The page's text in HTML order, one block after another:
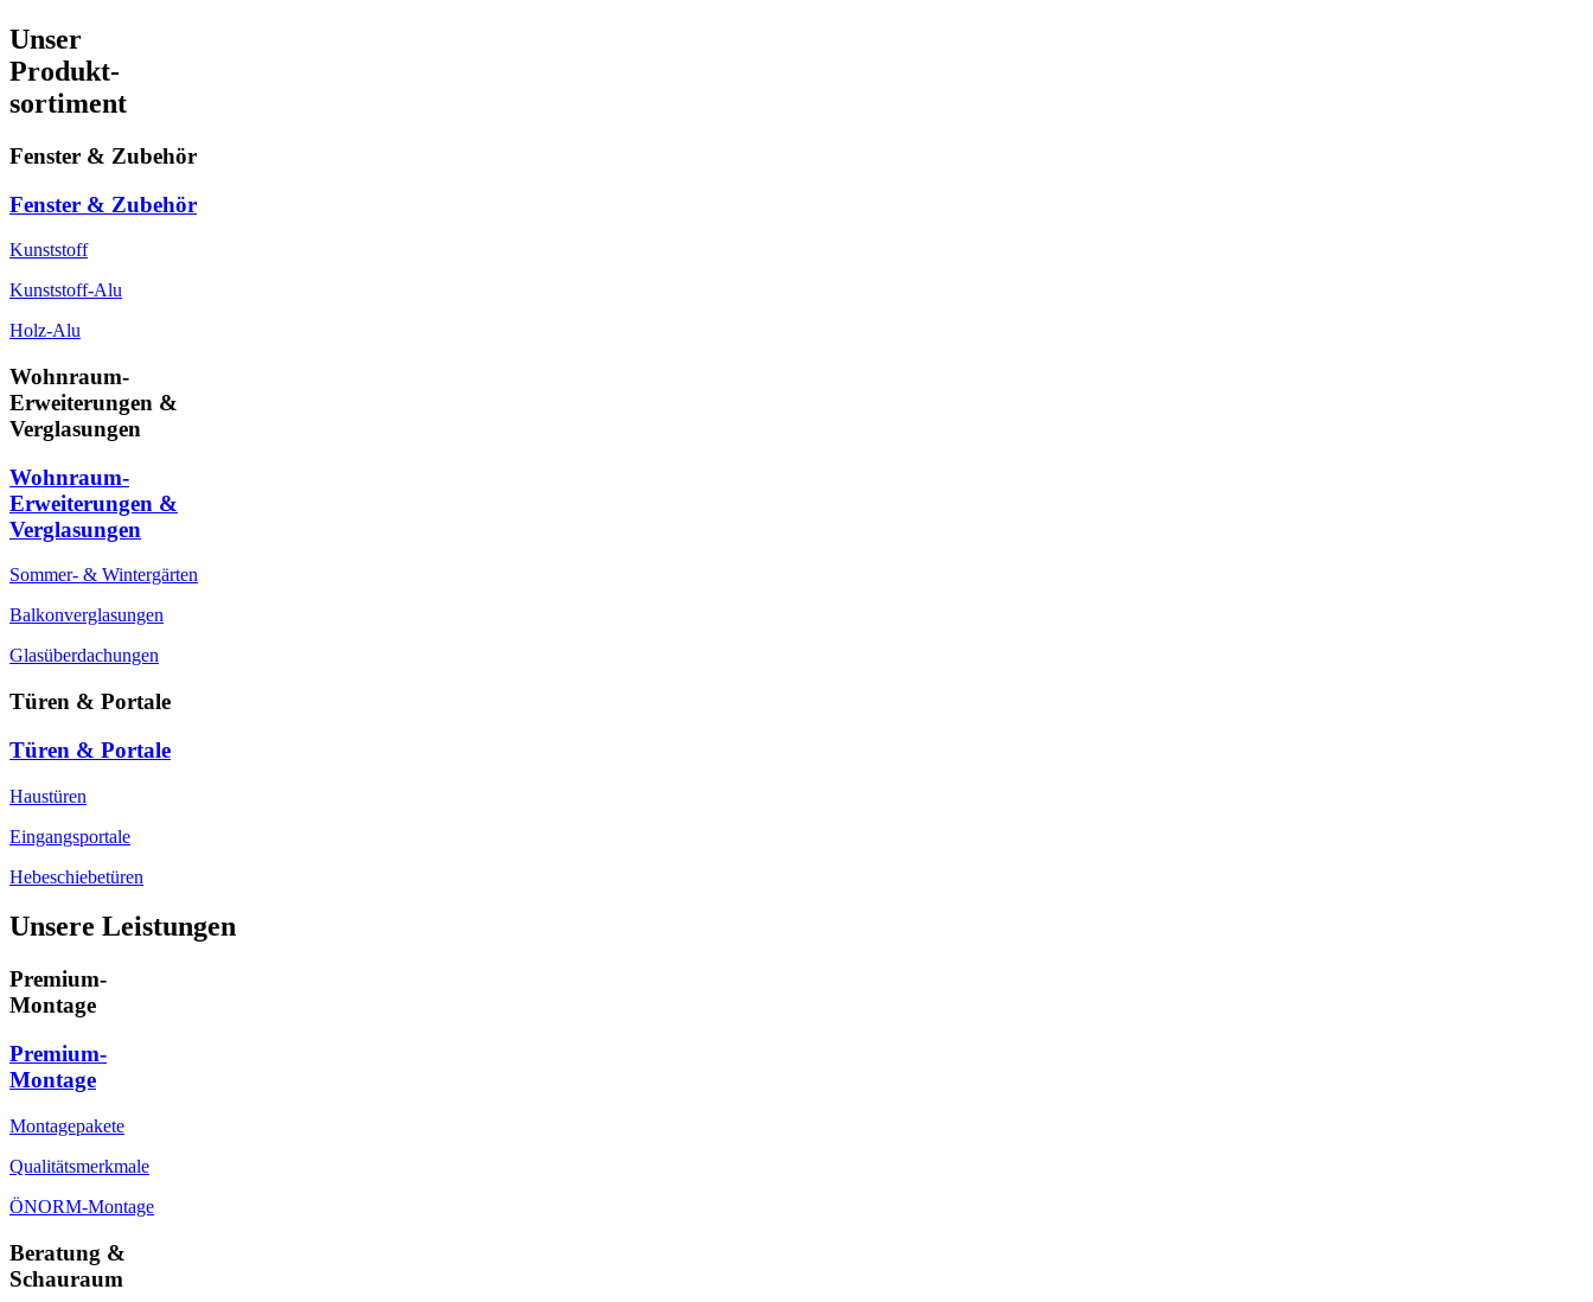
Unser
Produkt-
sortiment
Fenster & Zubehör
Fenster & Zubehör
Kunststoff
Kunststoff-Alu
Holz-Alu
Wohnraum-
Erweiterungen &
Verglasungen
Wohnraum-
Erweiterungen &
Verglasungen
Sommer- & Wintergärten
Balkonverglasungen
Glasüberdachungen
Türen & Portale
Türen & Portale
Haustüren
Eingangsportale
Hebeschiebetüren
Unsere Leistungen
Premium-
Montage
Premium-
Montage
Montagepakete
Qualitätsmerkmale
ÖNORM-Montage
Beratung &
Schauraum